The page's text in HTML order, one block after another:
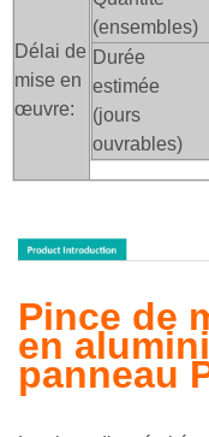
Délai de
mise en
œuvre:
(ensembles)
Durée
estimée
(jours
ouvrables)
Pince de
en
panneau